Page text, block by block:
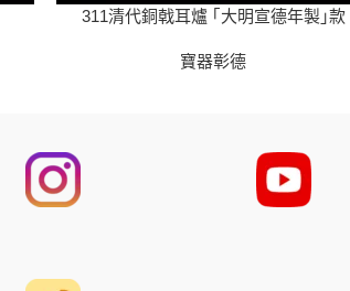
311清代銅戟耳爐 ｢大明宣德年製｣款
寶器彰德